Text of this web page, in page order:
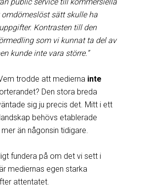
sätt skulle ha
Kontrasten till den
som vi kunnat ta del av
kunde inte vara större.”
trodde att medierna inte
Den stora breda
sig ju precis det. Mitt i ett
behövs etablerade
än någonsin tidigare.
fundera på om det vi sett i
mediernas egen starka
attentatet.